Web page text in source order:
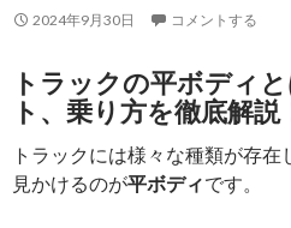
2024年9月30日 コメントする
トラックの平ボディ
ト、乗り方を徹底解説
トラックには様々な種類が存在
見かけるのが平ボディです。